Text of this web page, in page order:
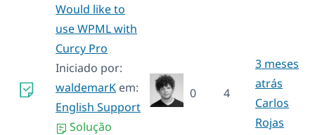
Would like to
use WPML with
Curcy Pro
Iniciado por:
waldemarK em:
English Support
Solução
0 4
3 meses
atrás
Carlos
Rojas